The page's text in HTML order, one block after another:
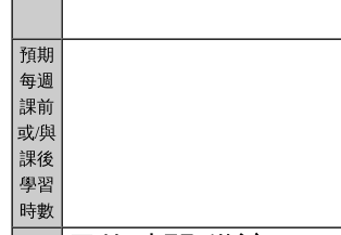
預期
每週
課前
或/與
課後
學習
時數